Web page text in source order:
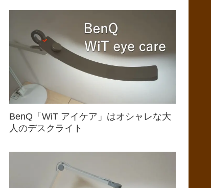
BenQ「WiT アイケア」はオシャレな大
人のデスクライト